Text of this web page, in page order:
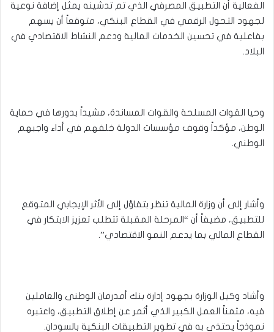
الفعالية أن التطبيق المصرفي الذي تم تدشينه يمثل إضافة نوعية
لجهود التحول الرقمي في القطاع البنكي، متوقعاً أن يسهم
بفاعلية في تحسين الخدمات المالية ودعم النشاط الاقتصادي في
البلاد.
وحيا القوات المسلحة والقوات المساندة، مشيداً بدورها في حماية
الوطن، مؤكداً وقوف مؤسسات الدولة خلفهم في أداء واجبهم
الوطني.
وأشار إلى أن وزارة المالية تنظر بتفاؤل إلى الأثر الإيجابي المتوقع
للتطبيق، مضيفاً أن “المرحلة المقبلة تتطلب تعزيز الابتكار في
القطاع المالي بما يدعم النمو الاقتصادي”.
وأشاد وكيل الوزارة بجهود إدارة بنك أمدرمان الوطنى والعاملين
فيه، مثمناً العمل الكبير الذي أثمر عن إطلاق التطبيق، واعتبره
نموذجاً يحتذى به في تطوير التطبيقات البنكية بالسودان.